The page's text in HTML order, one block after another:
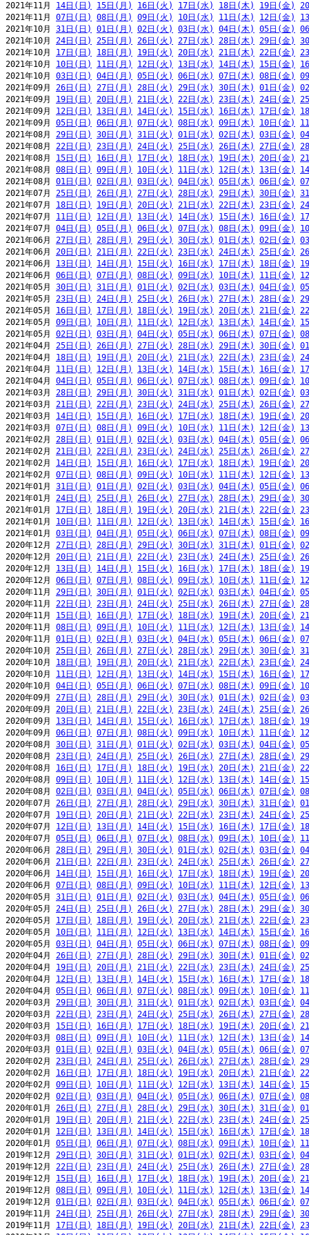
2021年11月 14日(日) 15日(月) 16日(火) 17日(水) 18日(木) 19日(金)
2021年11月 07日(日) 08日(月) 09日(火) 10日(水) 11日(木) 12日(金)
2021年10月 31日(日) 01日(月) 02日(火) 03日(水) 04日(木) 05日(金)
2021年10月 24日(日) 25日(月) 26日(火) 27日(水) 28日(木) 29日(金)
2021年10月 17日(日) 18日(月) 19日(火) 20日(水) 21日(木) 22日(金)
2021年10月 10日(日) 11日(月) 12日(火) 13日(水) 14日(木) 15日(金)
2021年10月 03日(日) 04日(月) 05日(火) 06日(水) 07日(木) 08日(金)
2021年09月 26日(日) 27日(月) 28日(火) 29日(水) 30日(木) 01日(金)
2021年09月 19日(日) 20日(月) 21日(火) 22日(水) 23日(木) 24日(金)
2021年09月 12日(日) 13日(月) 14日(火) 15日(水) 16日(木) 17日(金)
2021年09月 05日(日) 06日(月) 07日(火) 08日(水) 09日(木) 10日(金)
2021年08月 29日(日) 30日(月) 31日(火) 01日(水) 02日(木) 03日(金)
2021年08月 22日(日) 23日(月) 24日(火) 25日(水) 26日(木) 27日(金)
2021年08月 15日(日) 16日(月) 17日(火) 18日(水) 19日(木) 20日(金)
2021年08月 08日(日) 09日(月) 10日(火) 11日(水) 12日(木) 13日(金)
2021年08月 01日(日) 02日(月) 03日(火) 04日(水) 05日(木) 06日(金)
2021年07月 25日(日) 26日(月) 27日(火) 28日(水) 29日(木) 30日(金)
2021年07月 18日(日) 19日(月) 20日(火) 21日(水) 22日(木) 23日(金)
2021年07月 11日(日) 12日(月) 13日(火) 14日(水) 15日(木) 16日(金)
2021年07月 04日(日) 05日(月) 06日(火) 07日(水) 08日(木) 09日(金)
2021年06月 27日(日) 28日(月) 29日(火) 30日(水) 01日(木) 02日(金)
2021年06月 20日(日) 21日(月) 22日(火) 23日(水) 24日(木) 25日(金)
2021年06月 13日(日) 14日(月) 15日(火) 16日(水) 17日(木) 18日(金)
2021年06月 06日(日) 07日(月) 08日(火) 09日(水) 10日(木) 11日(金)
2021年05月 30日(日) 31日(月) 01日(火) 02日(水) 03日(木) 04日(金)
2021年05月 23日(日) 24日(月) 25日(火) 26日(水) 27日(木) 28日(金)
2021年05月 16日(日) 17日(月) 18日(火) 19日(水) 20日(木) 21日(金)
2021年05月 09日(日) 10日(月) 11日(火) 12日(水) 13日(木) 14日(金)
2021年05月 02日(日) 03日(月) 04日(火) 05日(水) 06日(木) 07日(金)
2021年04月 25日(日) 26日(月) 27日(火) 28日(水) 29日(木) 30日(金)
2021年04月 18日(日) 19日(月) 20日(火) 21日(水) 22日(木) 23日(金)
2021年04月 11日(日) 12日(月) 13日(火) 14日(水) 15日(木) 16日(金)
2021年04月 04日(日) 05日(月) 06日(火) 07日(水) 08日(木) 09日(金)
2021年03月 28日(日) 29日(月) 30日(火) 31日(水) 01日(木) 02日(金)
2021年03月 21日(日) 22日(月) 23日(火) 24日(水) 25日(木) 26日(金)
2021年03月 14日(日) 15日(月) 16日(火) 17日(水) 18日(木) 19日(金)
2021年03月 07日(日) 08日(月) 09日(火) 10日(水) 11日(木) 12日(金)
2021年02月 28日(日) 01日(月) 02日(火) 03日(水) 04日(木) 05日(金)
2021年02月 21日(日) 22日(月) 23日(火) 24日(水) 25日(木) 26日(金)
2021年02月 14日(日) 15日(月) 16日(火) 17日(水) 18日(木) 19日(金)
2021年02月 07日(日) 08日(月) 09日(火) 10日(水) 11日(木) 12日(金)
2021年01月 31日(日) 01日(月) 02日(火) 03日(水) 04日(木) 05日(金)
2021年01月 24日(日) 25日(月) 26日(火) 27日(水) 28日(木) 29日(金)
2021年01月 17日(日) 18日(月) 19日(火) 20日(水) 21日(木) 22日(金)
2021年01月 10日(日) 11日(月) 12日(火) 13日(水) 14日(木) 15日(金)
2021年01月 03日(日) 04日(月) 05日(火) 06日(水) 07日(木) 08日(金)
2020年12月 27日(日) 28日(月) 29日(火) 30日(水) 31日(木) 01日(金)
2020年12月 20日(日) 21日(月) 22日(火) 23日(水) 24日(木) 25日(金)
2020年12月 13日(日) 14日(月) 15日(火) 16日(水) 17日(木) 18日(金)
2020年12月 06日(日) 07日(月) 08日(火) 09日(水) 10日(木) 11日(金)
2020年11月 29日(日) 30日(月) 01日(火) 02日(水) 03日(木) 04日(金)
2020年11月 22日(日) 23日(月) 24日(火) 25日(水) 26日(木) 27日(金)
2020年11月 15日(日) 16日(月) 17日(火) 18日(水) 19日(木) 20日(金)
2020年11月 08日(日) 09日(月) 10日(火) 11日(水) 12日(木) 13日(金)
2020年11月 01日(日) 02日(月) 03日(火) 04日(水) 05日(木) 06日(金)
2020年10月 25日(日) 26日(月) 27日(火) 28日(水) 29日(木) 30日(金)
2020年10月 18日(日) 19日(月) 20日(火) 21日(水) 22日(木) 23日(金)
2020年10月 11日(日) 12日(月) 13日(火) 14日(水) 15日(木) 16日(金)
2020年10月 04日(日) 05日(月) 06日(火) 07日(水) 08日(木) 09日(金)
2020年09月 27日(日) 28日(月) 29日(火) 30日(水) 01日(木) 02日(金)
2020年09月 20日(日) 21日(月) 22日(火) 23日(水) 24日(木) 25日(金)
2020年09月 13日(日) 14日(月) 15日(火) 16日(水) 17日(木) 18日(金)
2020年09月 06日(日) 07日(月) 08日(火) 09日(水) 10日(木) 11日(金)
2020年08月 30日(日) 31日(月) 01日(火) 02日(水) 03日(木) 04日(金)
2020年08月 23日(日) 24日(月) 25日(火) 26日(水) 27日(木) 28日(金)
2020年08月 16日(日) 17日(月) 18日(火) 19日(水) 20日(木) 21日(金)
2020年08月 09日(日) 10日(月) 11日(火) 12日(水) 13日(木) 14日(金)
2020年08月 02日(日) 03日(月) 04日(火) 05日(水) 06日(木) 07日(金)
2020年07月 26日(日) 27日(月) 28日(火) 29日(水) 30日(木) 31日(金)
2020年07月 19日(日) 20日(月) 21日(火) 22日(水) 23日(木) 24日(金)
2020年07月 12日(日) 13日(月) 14日(火) 15日(水) 16日(木) 17日(金)
2020年07月 05日(日) 06日(月) 07日(火) 08日(水) 09日(木) 10日(金)
2020年06月 28日(日) 29日(月) 30日(火) 01日(水) 02日(木) 03日(金)
2020年06月 21日(日) 22日(月) 23日(火) 24日(水) 25日(木) 26日(金)
2020年06月 14日(日) 15日(月) 16日(火) 17日(水) 18日(木) 19日(金)
2020年06月 07日(日) 08日(月) 09日(火) 10日(水) 11日(木) 12日(金)
2020年05月 31日(日) 01日(月) 02日(火) 03日(水) 04日(木) 05日(金)
2020年05月 24日(日) 25日(月) 26日(火) 27日(水) 28日(木) 29日(金)
2020年05月 17日(日) 18日(月) 19日(火) 20日(水) 21日(木) 22日(金)
2020年05月 10日(日) 11日(月) 12日(火) 13日(水) 14日(木) 15日(金)
2020年05月 03日(日) 04日(月) 05日(火) 06日(水) 07日(木) 08日(金)
2020年04月 26日(日) 27日(月) 28日(火) 29日(水) 30日(木) 01日(金)
2020年04月 19日(日) 20日(月) 21日(火) 22日(水) 23日(木) 24日(金)
2020年04月 12日(日) 13日(月) 14日(火) 15日(水) 16日(木) 17日(金)
2020年04月 05日(日) 06日(月) 07日(火) 08日(水) 09日(木) 10日(金)
2020年03月 29日(日) 30日(月) 31日(火) 01日(水) 02日(木) 03日(金)
2020年03月 22日(日) 23日(月) 24日(火) 25日(水) 26日(木) 27日(金)
2020年03月 15日(日) 16日(月) 17日(火) 18日(水) 19日(木) 20日(金)
2020年03月 08日(日) 09日(月) 10日(火) 11日(水) 12日(木) 13日(金)
2020年03月 01日(日) 02日(月) 03日(火) 04日(水) 05日(木) 06日(金)
2020年02月 23日(日) 24日(月) 25日(火) 26日(水) 27日(木) 28日(金)
2020年02月 16日(日) 17日(月) 18日(火) 19日(水) 20日(木) 21日(金)
2020年02月 09日(日) 10日(月) 11日(火) 12日(水) 13日(木) 14日(金)
2020年02月 02日(日) 03日(月) 04日(火) 05日(水) 06日(木) 07日(金)
2020年01月 26日(日) 27日(月) 28日(火) 29日(水) 30日(木) 31日(金)
2020年01月 19日(日) 20日(月) 21日(火) 22日(水) 23日(木) 24日(金)
2020年01月 12日(日) 13日(月) 14日(火) 15日(水) 16日(木) 17日(金)
2020年01月 05日(日) 06日(月) 07日(火) 08日(水) 09日(木) 10日(金)
2019年12月 29日(日) 30日(月) 31日(火) 01日(水) 02日(木) 03日(金)
2019年12月 22日(日) 23日(月) 24日(火) 25日(水) 26日(木) 27日(金)
2019年12月 15日(日) 16日(月) 17日(火) 18日(水) 19日(木) 20日(金)
2019年12月 08日(日) 09日(月) 10日(火) 11日(水) 12日(木) 13日(金)
2019年12月 01日(日) 02日(月) 03日(火) 04日(水) 05日(木) 06日(金)
2019年11月 24日(日) 25日(月) 26日(火) 27日(水) 28日(木) 29日(金)
2019年11月 17日(日) 18日(月) 19日(火) 20日(水) 21日(木) 22日(金)